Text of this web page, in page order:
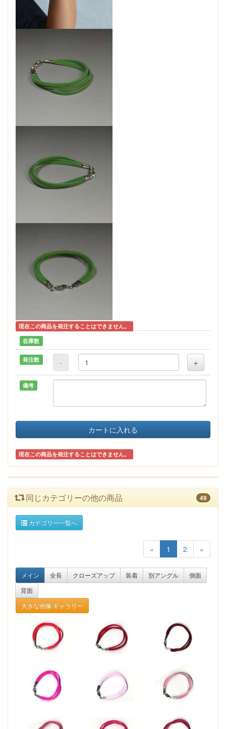
現在この商品を発注することはできません。
在庫数
発注数 - +
備考
カートに入れる
現在この商品を発注することはできません。
同じカテゴリーの他の商品 49
カテゴリー一覧へ
« 1 2 »
メイン 全長 クローズアップ 装着 別アングル
側面
背面
大きな画像:ギャラリー